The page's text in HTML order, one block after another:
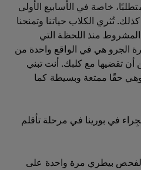
خاصة في الأسابيع الأولى
تُثري الكلاب حياتنا وتمنحنا
منذ اللحظة التي
الجرو هي في الواقع واحدة من
أن تقضيها مع كلبك. أنت تبني
حقًا ممتعة وبسيطة كما
في بورينا في مرحلة تأقلم
بيطري مرة واحدة على